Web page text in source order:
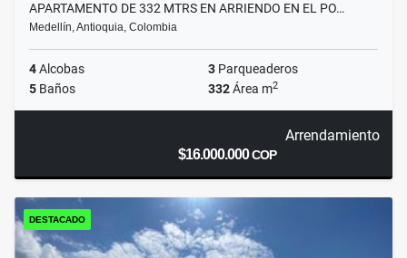
APARTAMENTO DE 332 MTRS EN ARRIENDO EN EL PO…
Medellín, Antioquia, Colombia
4Alcobas 3 Parqueaderos
5 Baños 332Área m2
Arrendamiento
$16.000.000COP
DESTACADO